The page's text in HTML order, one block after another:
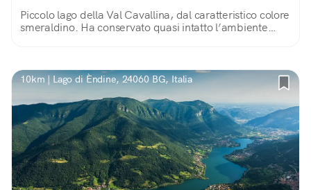
Piccolo lago della Val Cavallina, dal caratteristico colore
smeraldino. Ha conservato quasi intatto l’ambiente
10km | Lago di Èndine, 24060 BG, Italia